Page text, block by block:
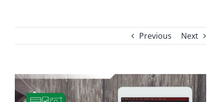
Previous Next
View
Larger